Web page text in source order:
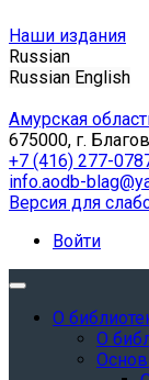
Наши издания
Russian
Russian English
Амурская
675000, г.
+7 (416) 277-
info.aodb-
Версия для
Войти
О
О